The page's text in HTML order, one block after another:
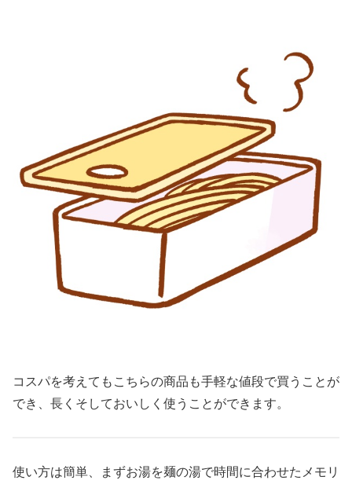
コスパを考えてもこちらの商品も手軽な値段で買うことが
でき、長くそしておいしく使うことができます。
使い方は簡単、まずお湯を麺の湯で時間に合わせたメモリ